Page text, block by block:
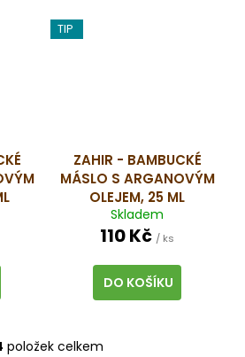
TIP
ZAHIR - BAMBUCKÉ
MÁSLO S ARGANOVÝM
OLEJEM, 25 ML
Skladem
110 Kč / ks
DO KOŠÍKU
položek celkem